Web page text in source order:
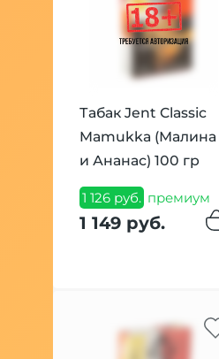
Табак Jent Classic
Mamukka (Малина
и Ананас) 100 гр
1 126 руб. премиум
1 149 руб.